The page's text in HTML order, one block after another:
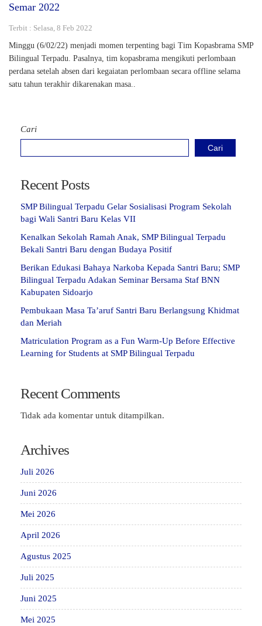
Semar 2022
Terbit : Selasa, 8 Feb 2022
Minggu (6/02/22) menjadi momen terpenting bagi Tim Kopasbrama SMP
Bilingual Terpadu. Pasalnya, tim kopasbrama mengikuti perlombaan
perdana setelah absen dari kegaiatan perlombaan secara offline selama
satu tahun terakhir dikarenakan masa..
Cari
Cari
Recent Posts
SMP Bilingual Terpadu Gelar Sosialisasi Program Sekolah
bagi Wali Santri Baru Kelas VII
Kenalkan Sekolah Ramah Anak, SMP Bilingual Terpadu
Bekali Santri Baru dengan Budaya Positif
Berikan Edukasi Bahaya Narkoba Kepada Santri Baru; SMP
Bilingual Terpadu Adakan Seminar Bersama Staf BNN
Kabupaten Sidoarjo
Pembukaan Masa Ta’aruf Santri Baru Berlangsung Khidmat
dan Meriah
Matriculation Program as a Fun Warm-Up Before Effective
Learning for Students at SMP Bilingual Terpadu
Recent Comments
Tidak ada komentar untuk ditampilkan.
Archives
Juli 2026
Juni 2026
Mei 2026
April 2026
Agustus 2025
Juli 2025
Juni 2025
Mei 2025